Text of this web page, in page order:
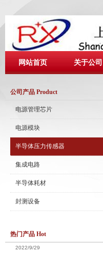
网站首页 关于公司
公司产品 Product
电源管理芯片
电源模块
半导体压力传感器
集成电路
半导体耗材
封测设备
热门产品 Hot
2022/9/29